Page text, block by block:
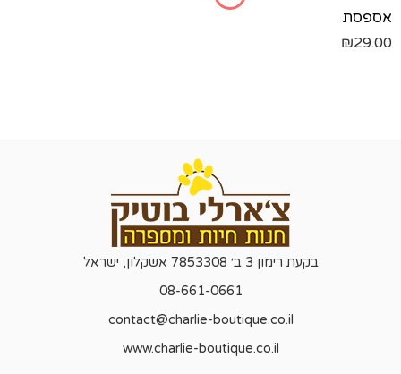
אספסת
₪29.00
בקעת רימון 3 ב׳ 7853308 אשקלון, ישראל
08-661-0661
contact@charlie-boutique.co.il
www.charlie-boutique.co.il